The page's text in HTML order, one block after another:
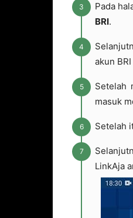
Pada
BRI.
akun
Setelah
masuk
Setelah
LinkAja